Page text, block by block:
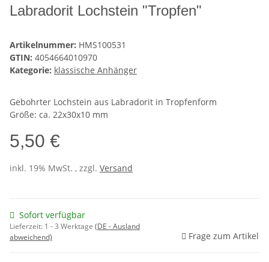
Labradorit Lochstein "Tropfen"
Artikelnummer: HMS100531
GTIN: 4054664010970
Kategorie: klassische Anhänger
Gebohrter Lochstein aus Labradorit in Tropfenform
Größe: ca. 22x30x10 mm
5,50 €
inkl. 19% MwSt. , zzgl. Versand
Sofort verfügbar
Lieferzeit: 1 - 3 Werktage (DE - Ausland
abweichend)
Frage zum Artikel